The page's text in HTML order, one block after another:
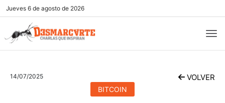
Jueves 6 de agosto de 2026
14/07/2025 VOLVER
BITCOIN